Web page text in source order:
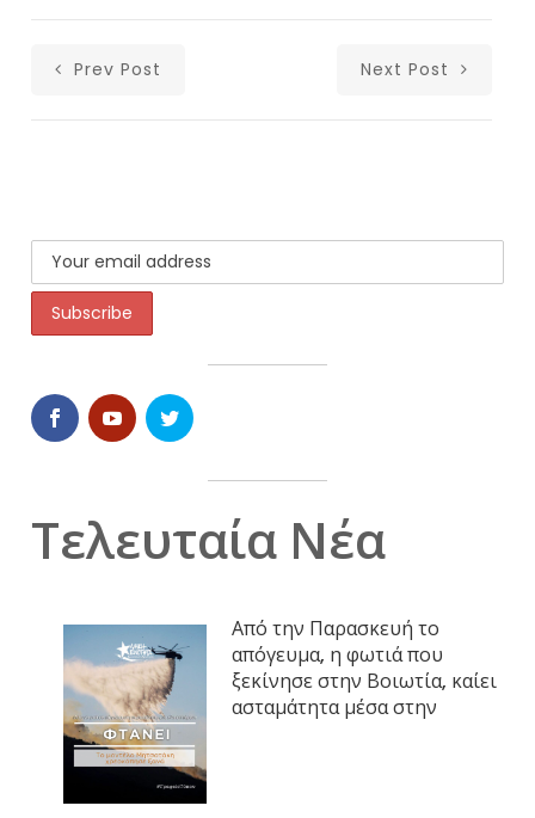
Prev Post Next Post
Τελευταία Νέα
Από την Παρασκευή το
απόγευμα, η φωτιά που
ξεκίνησε στην Βοιωτία, καίει
ασταμάτητα μέσα στην